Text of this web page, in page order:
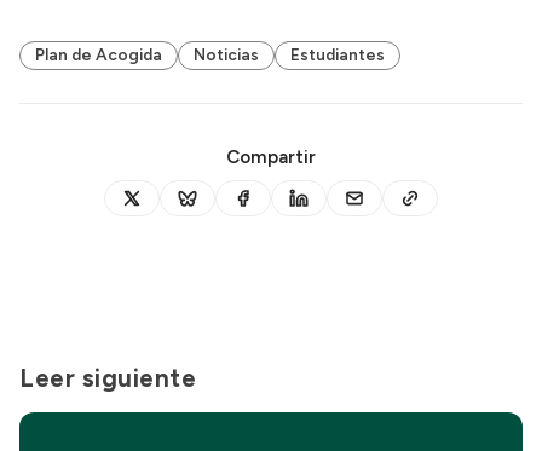
Plan de Acogida Noticias Estudiantes
Compartir
Leer siguiente